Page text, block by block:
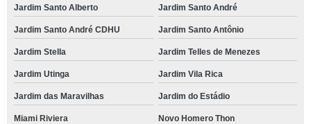
Jardim Santo Alberto Jardim Santo André
Jardim Santo André CDHU Jardim Santo Antônio
Jardim Stella Jardim Telles de Menezes
Jardim Utinga Jardim Vila Rica
Jardim das Maravilhas Jardim do Estádio
Miami Riviera Novo Homero Thon